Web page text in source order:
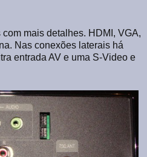
mais detalhes. HDMI, VGA,
Nas conexões laterais há
entrada AV e uma S-Video e